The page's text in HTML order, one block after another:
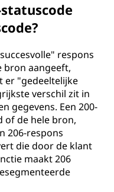
respons
bron aangeeft,
er "gedeeltelijke
verschil zit in
gegevens. Een 200-
of de hele bron,
206-respons
die door de klant
maakt 206